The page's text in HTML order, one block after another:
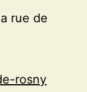
rue de
rosny